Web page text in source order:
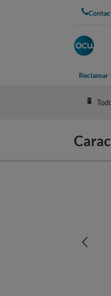
Reclamar